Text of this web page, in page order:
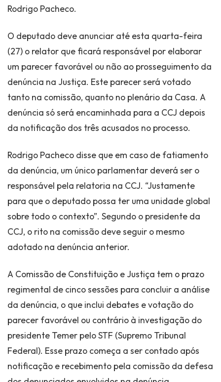
Rodrigo Pacheco.
O deputado deve anunciar até esta quarta-feira
(27) o relator que ficará responsável por elaborar
um parecer favorável ou não ao prosseguimento da
denúncia na Justiça. Este parecer será votado
tanto na comissão, quanto no plenário da Casa. A
denúncia só será encaminhada para a CCJ depois
da notificação dos três acusados no processo.
Rodrigo Pacheco disse que em caso de fatiamento
da denúncia, um único parlamentar deverá ser o
responsável pela relatoria na CCJ. “Justamente
para que o deputado possa ter uma unidade global
sobre todo o contexto”. Segundo o presidente da
CCJ, o rito na comissão deve seguir o mesmo
adotado na denúncia anterior.
A Comissão de Constituição e Justiça tem o prazo
regimental de cinco sessões para concluir a análise
da denúncia, o que inclui debates e votação do
parecer favorável ou contrário à investigação do
presidente Temer pelo STF (Supremo Tribunal
Federal). Esse prazo começa a ser contado após
notificação e recebimento pela comissão da defesa